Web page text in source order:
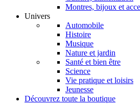
Montres, bijoux et
Univers
Automobile
Histoire
Musique
Nature et jardin
Santé et bien être
Science
Vie pratique et loisirs
Jeunesse
Découvrez toute la boutique